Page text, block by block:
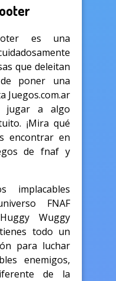
es una
que deleitan
poner una
Juegos.com.ar
jugar a algo
¡Mira qué
encontrar en
de fnaf y
implacables
FNAF
Wuggy
todo un
para luchar
enemigos,
de la